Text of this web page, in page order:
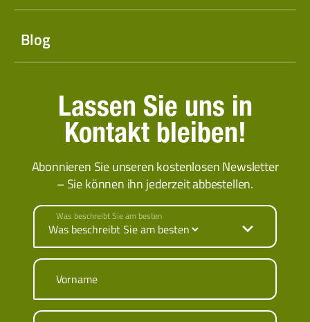
Blog
Lassen Sie uns in
Kontakt bleiben!
Abonnieren Sie unseren kostenlosen Newsletter
– Sie können ihn jederzeit abbestellen.
Was beschreibt Sie am besten
Vorname